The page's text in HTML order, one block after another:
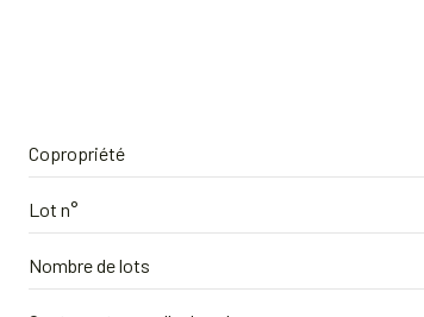
Copropriété
Lot n°
Nombre de lots